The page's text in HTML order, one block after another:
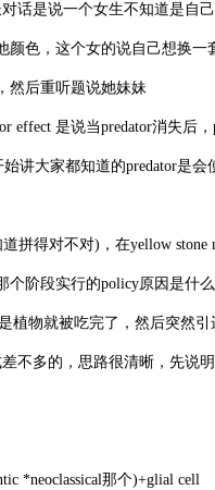
对话是说一个女生不知道是自
颜色，这个女的说自己想换
然后重听题说她妹妹
effect 是说当predator消失后
讲大家都知道的predator是会
得对不对)，在yellow stone
阶段实行的policy原因是什
物就被吃完了，然后突然引
不多的，思路很清晰，先说
*neoclassical那个)+glial cell